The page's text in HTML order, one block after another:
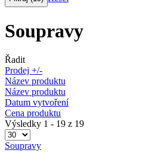
Soupravy
Řadit
Prodej +/-
Název produktu
Název produktu
Datum vytvoření
Cena produktu
Výsledky 1 - 19 z 19
Soupravy